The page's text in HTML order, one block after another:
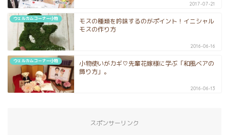
2017-07-21
ウェルカムコーナー小物
モスの種類を吟味するのがポイント！イニシャル
モスの作り方
2016-06-16
ウェルカムコーナー小物
小物使いがカギ♡先輩花嫁様に学ぶ「和風ベアの
飾り方」。
2016-06-13
スポンサーリンク